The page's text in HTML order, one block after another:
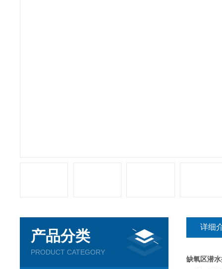
产品分类
PRODUCT CATEGORY
详细
缺氧区潜